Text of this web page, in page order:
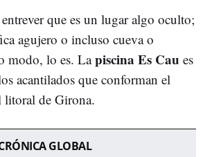
que es un lugar algo oculto;
agujero o incluso cueva o
modo, lo es. Lapiscina Es Cau es
acantilados que conforman el
litoral de Girona.
GLOBAL